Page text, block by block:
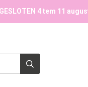
4 tem 11